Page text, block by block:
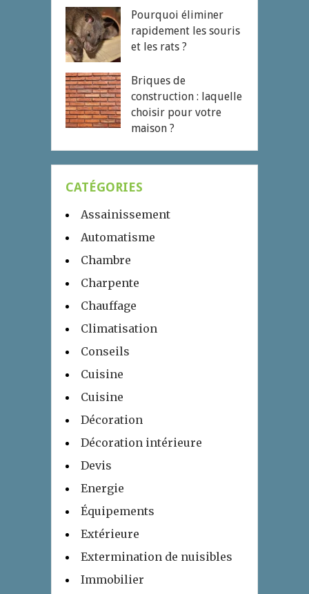
Pourquoi éliminer
rapidement les souris
et les rats ?
Briques de
construction : laquelle
choisir pour votre
maison ?
CATÉGORIES
Assainissement
Automatisme
Chambre
Charpente
Chauffage
Climatisation
Conseils
Cuisine
Cuisine
Décoration
Décoration intérieure
Devis
Energie
Équipements
Extérieure
Extermination de nuisibles
Immobilier